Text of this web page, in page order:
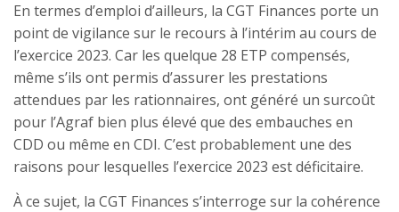
En termes d’emploi d’ailleurs, la CGT Finances porte un
point de vigilance sur le recours à l’intérim au cours de
l’exercice 2023. Car les quelque 28 ETP compensés,
même s’ils ont permis d’assurer les prestations
attendues par les rationnaires, ont généré un surcoût
pour l’Agraf bien plus élevé que des embauches en
CDD ou même en CDI. C’est probablement une des
raisons pour lesquelles l’exercice 2023 est déficitaire.
À ce sujet, la CGT Finances s’interroge sur la cohérence